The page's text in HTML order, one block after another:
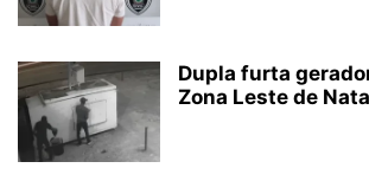
Dupla furta
Zona Leste de